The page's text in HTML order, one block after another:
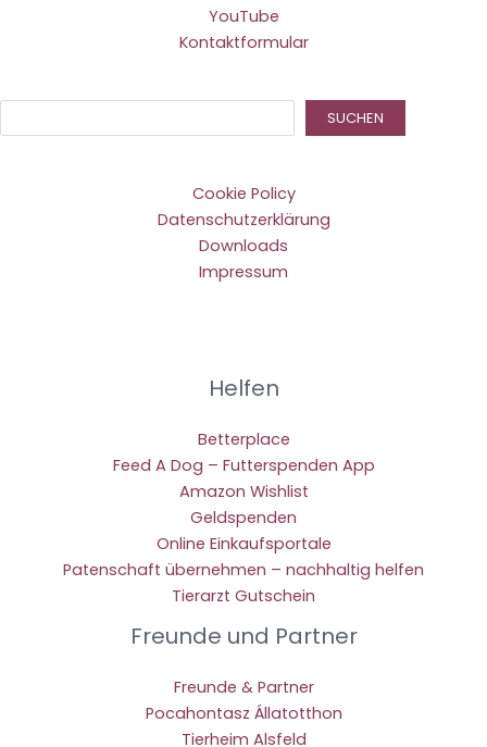
YouTube
Kontaktformular
SUCHEN
Cookie Policy
Datenschutzerklärung
Downloads
Impressum
Helfen
Betterplace
Feed A Dog – Futterspenden App
Amazon Wishlist
Geldspenden
Online Einkaufsportale
Patenschaft übernehmen – nachhaltig helfen
Tierarzt Gutschein
Freunde und Partner
Freunde & Partner
Pocahontasz Állatotthon
Tierheim Alsfeld